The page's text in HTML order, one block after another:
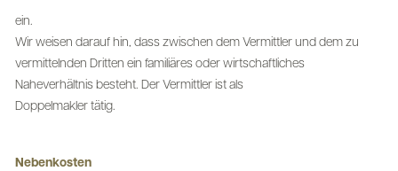
ein.
Wir weisen darauf hin, dass zwischen dem Vermittler und dem zu
vermittelnden Dritten ein familiäres oder wirtschaftliches
Naheverhältnis besteht. Der Vermittler ist als
Doppelmakler tätig.
Nebenkosten